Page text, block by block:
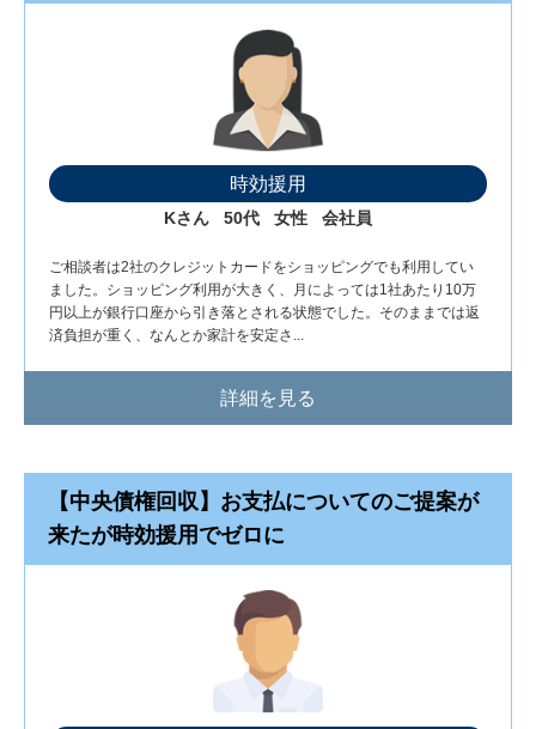
時効援用
Kさん 50代 女性 会社員
ご相談者は2社のクレジットカードをショッピングでも利用してい
ました。ショッピング利用が大きく、月によっては1社あたり10万
円以上が銀行口座から引き落とされる状態でした。そのままでは返
済負担が重く、なんとか家計を安定さ...
詳細を見る
【中央債権回収】お支払についてのご提案が
来たが時効援用でゼロに